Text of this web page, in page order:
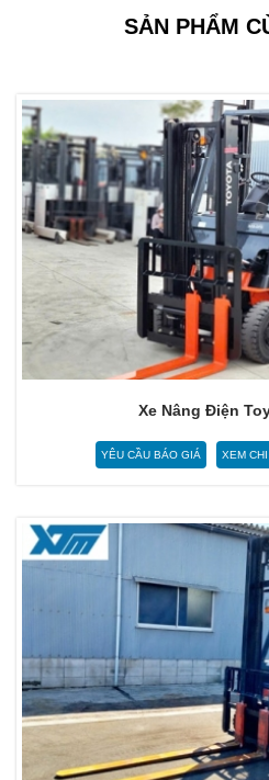
SẢN PHẨM
Xe Nâng Điện
YÊU CẦU BÁO GIÁ XEM